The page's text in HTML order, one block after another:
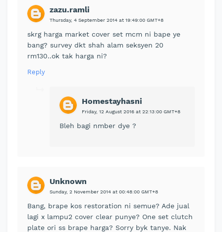
zazu.ramli
Thursday, 4 September 2014 at 19:49:00 GMT+8
skrg harga market cover set mcm ni bape ye
bang? survey dkt shah alam seksyen 20
rm130..ok tak harga ni?
Reply
Homestayhasni
Friday, 12 August 2016 at 22:13:00 GMT+8
Bleh bagi nmber dye ?
Unknown
Sunday, 2 November 2014 at 00:48:00 GMT+8
Bang, brape kos restoration ni semue? Ade jual
lagi x lampu2 cover clear punye? One set clutch
plate ori ss brape harga? Sorry byk tanye. Nak